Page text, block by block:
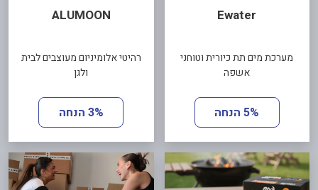
Ewater
מערכת מים תת כיורית וטוחני
אשפה
5% הנחה
ALUMOON
רהיטי אלומיניום מעוצבים לבית
ולגן
3% הנחה